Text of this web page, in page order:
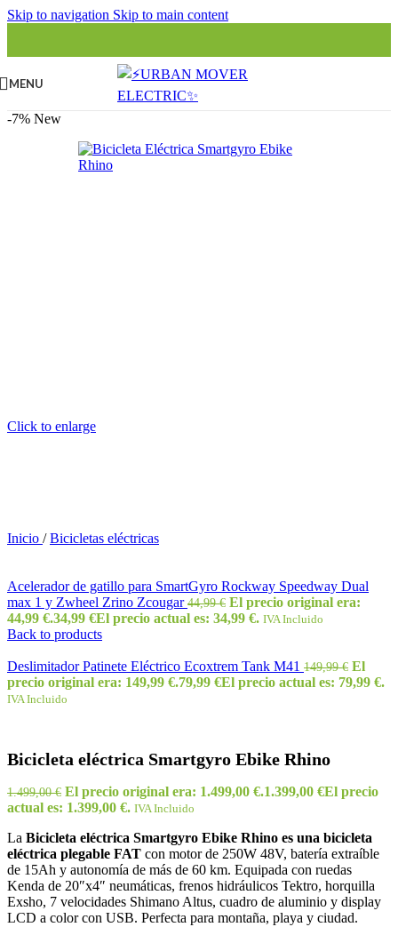
Skip to navigation Skip to main content
MENU
-7% New
Click to enlarge
Inicio / Bicicletas eléctricas
Acelerador de gatillo para SmartGyro Rockway Speedway Dual
max 1 y Zwheel Zrino Zcougar44,99€ El precio original era:
44,99 €.34,99 €El precio actual es: 34,99 €. IVA Incluido
Back to products
Deslimitador Patinete Eléctrico Ecoxtrem Tank M41 149,99€ El
precio original era: 149,99 €.79,99 €El precio actual es: 79,99 €.
IVA Incluido
Bicicleta eléctrica Smartgyro Ebike Rhino
1.499,00€ El precio original era: 1.499,00 €.1.399,00 €El precio
actual es: 1.399,00 €. IVA Incluido
La Bicicleta eléctrica Smartgyro Ebike Rhino es una bicicleta
eléctrica plegable FAT con motor de 250W 48V, batería extraíble
de 15Ah y autonomía de más de 60 km. Equipada con ruedas
Kenda de 20″x4″ neumáticas, frenos hidráulicos Tektro, horquilla
Exsho, 7 velocidades Shimano Altus, cuadro de aluminio y display
LCD a color con USB. Perfecta para montaña, playa y ciudad.